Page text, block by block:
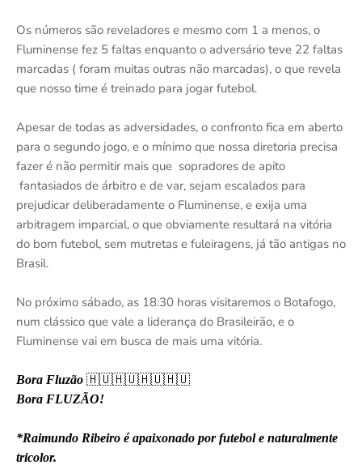
Os números são reveladores e mesmo com 1 a menos, o
Fluminense fez 5 faltas enquanto o adversário teve 22 faltas
marcadas ( foram muitas outras não marcadas), o que revela
que nosso time é treinado para jogar futebol.
Apesar de todas as adversidades, o confronto fica em aberto
para o segundo jogo, e o mínimo que nossa diretoria precisa
fazer é não permitir mais que sopradores de apito
fantasiados de árbitro e de var, sejam escalados para
prejudicar deliberadamente o Fluminense, e exija uma
arbitragem imparcial, o que obviamente resultará na vitória
do bom futebol, sem mutretas e fuleiragens, já tão antigas no
Brasil.
No próximo sábado, as 18:30 horas visitaremos o Botafogo,
num clássico que vale a liderança do Brasileirão, e o
Fluminense vai em busca de mais uma vitória.
Bora Fluzão 🇭🇺🇭🇺🇭🇺🇭🇺
Bora FLUZÃO!
*Raimundo Ribeiro é apaixonado por futebol e naturalmente
tricolor.